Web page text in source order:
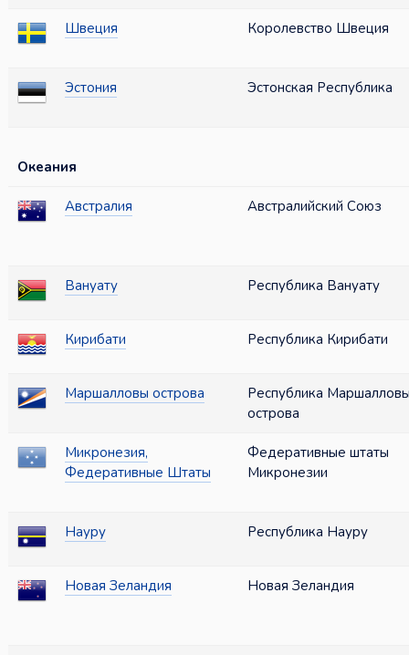
Швеция Королевство Швеция
Эстония Эстонская Республика
Океания
Австралия Австралийский Союз
Вануату Республика Вануату
Кирибати Республика Кирибати
Маршалловы острова
Республика
острова
Микронезия,
Федеративные Штаты
Федеративные штаты
Микронезии
Науру Республика Науру
Новая Зеландия Новая Зеландия